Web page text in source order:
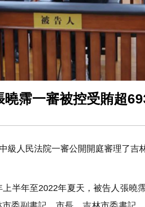
霈一審被控受賄超
級人民法院一審公開開庭審理了吉
半年至2022年夏天，被告人張曉